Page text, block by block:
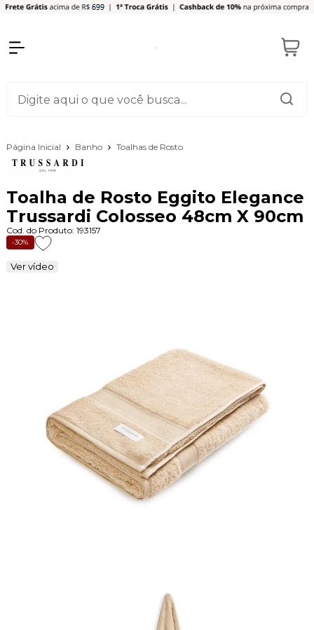
Página Inicial Banho Toalhas de Rosto
Toalha de Rosto Eggito Elegance
Trussardi Colosseo 48cm X 90cm
Cod. do Produto: 193157
-30%
Ver vídeo